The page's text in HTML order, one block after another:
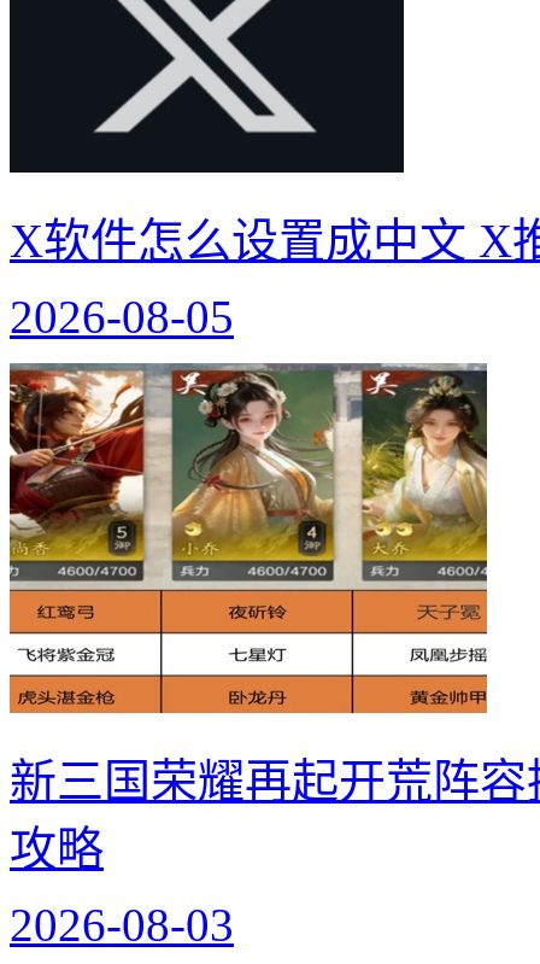
X软件怎么设置成中文 X
2026-08-05
新三国荣耀再起开荒阵
攻略
2026-08-03